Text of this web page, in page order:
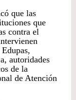
que las
que
contra el
autoridades
de la
de Atención